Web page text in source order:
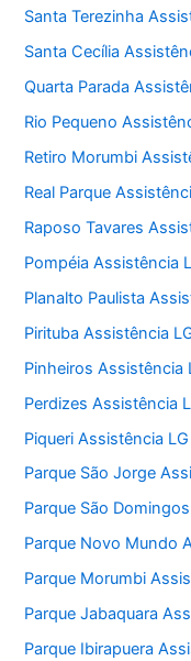
Santa Terezinha
Santa Cecília
Quarta Parada
Rio Pequeno
Retiro Morumbi
Real Parque
Raposo Tavares
Pompéia Assistência
Planalto Paulista
Pirituba Assistência
Pinheiros Assistência
Perdizes Assistência
Piqueri Assistência LG
Parque São Jorge
Parque São
Parque Novo Mundo
Parque Morumbi
Parque Jabaquara
Parque Ibirapuera